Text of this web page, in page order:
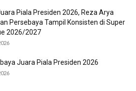
Piala Presiden 2026, Reza Arya
Persebaya Tampil Konsisten di Super
2026/2027
Juara Piala Presiden 2026